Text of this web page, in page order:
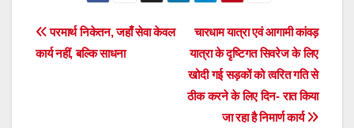
Post
navigation
चारधाम यात्रा एवं आगामी कांवड़
यात्रा के दृष्टिगत सिवरेज के लिए
खोदी गई सड़कों को त्वरित गति से
ठीक करने के लिए दिन- रात किया
जा रहा है निमार्ण कार्य
परमार्थ निकेतन, जहाँ सेवा केवल
कार्य नहीं, बल्कि साधना